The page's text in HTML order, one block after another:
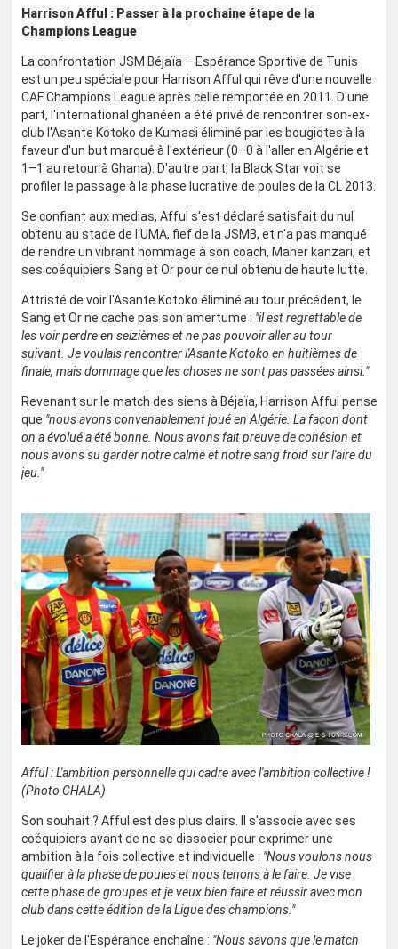
Harrison Afful : Passer à la prochaine étape de la
Champions League
La confrontation JSM Béjaïa – Espérance Sportive de Tunis
est un peu spéciale pour Harrison Afful qui rêve d'une nouvelle
CAF Champions League après celle remportée en 2011. D'une
part, l'international ghanéen a été privé de rencontrer son-ex-
club l'Asante Kotoko de Kumasi éliminé par les bougiotes à la
faveur d'un but marqué à l'extérieur (0–0 à l'aller en Algérie et
1–1 au retour à Ghana). D'autre part, la Black Star voit se
profiler le passage à la phase lucrative de poules de la CL 2013.
Se confiant aux medias, Afful s'est déclaré satisfait du nul
obtenu au stade de l'UMA, fief de la JSMB, et n'a pas manqué
de rendre un vibrant hommage à son coach, Maher kanzari, et
ses coéquipiers Sang et Or pour ce nul obtenu de haute lutte.
Attristé de voir l'Asante Kotoko éliminé au tour précédent, le
Sang et Or ne cache pas son amertume : "il est regrettable de
les voir perdre en seizièmes et ne pas pouvoir aller au tour
suivant. Je voulais rencontrer l'Asante Kotoko en huitièmes de
finale, mais dommage que les choses ne sont pas passées ainsi."
Revenant sur le match des siens à Béjaïa, Harrison Afful pense
que "nous avons convenablement joué en Algérie. La façon dont
on a évolué a été bonne. Nous avons fait preuve de cohésion et
nous avons su garder notre calme et notre sang froid sur l'aire du
jeu."
Afful : L'ambition personnelle qui cadre avec l'ambition collective !
(Photo CHALA)
Son souhait ? Afful est des plus clairs. Il s'associe avec ses
coéquipiers avant de ne se dissocier pour exprimer une
ambition à la fois collective et individuelle : "Nous voulons nous
qualifier à la phase de poules et nous tenons à le faire. Je vise
cette phase de groupes et je veux bien faire et réussir avec mon
club dans cette édition de la Ligue des champions."
Le joker de l'Espérance enchaîne : "Nous savons que le match